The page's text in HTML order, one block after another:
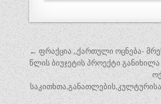
პოსტის
ნავიგაცია
← ფრაქცია ,,ქართული ოცნება-
წლის ბიუჯეტის პროექტი განიხილა